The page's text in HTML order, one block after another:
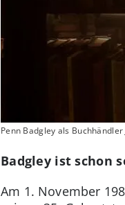
Penn Badgley als
Badgley ist schon
Am 1. November